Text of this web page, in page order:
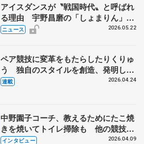
アイスダンスが〝戦国時代〟と呼ばれ
る理由 宇野昌磨の「しょまりん」ら
実力者が相次いで参戦 国内の競争激
ニュース 2026.05.22
ペア競技に変革をもたらしたりくりゅ
う 独自のスタイルを創造、発明した
【引退発表後②】
連載 2026.04.24
中野園子コーチ、教えるためにたこ焼
きを焼いてトイレ掃除も 他の競技に
も通用するという坂本花織の筋肉
インタビュー 2026.04.09